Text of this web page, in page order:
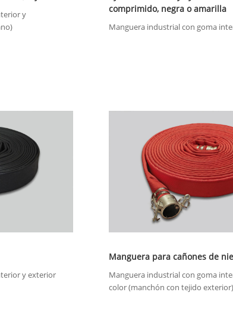
y
comprimido, negra o amarilla
Manguera industrial con goma
y exterior
Manguera para cañones de
Manguera industrial con goma
color (manchón con tejido exterior)